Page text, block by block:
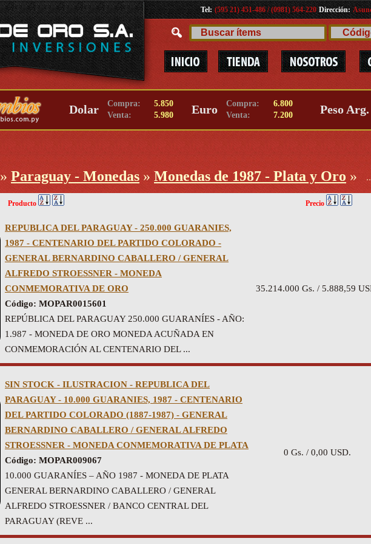
Tel: (595 21) 451-486 / (0981) 564-220 Dirección:
Dolar Compra: 5.850 Euro Compra: 6.800 Peso Arg.
Venta: 5.980 Venta: 7.200
» Paraguay - Monedas » Monedas de 1987 - Plata y Oro »
Producto Precio
REPUBLICA DEL PARAGUAY - 250.000 GUARANIES,
1987 - CENTENARIO DEL PARTIDO COLORADO -
GENERAL BERNARDINO CABALLERO / GENERAL
ALFREDO STROESSNER - MONEDA
CONMEMORATIVA DE ORO
Código: MOPAR0015601
REPÚBLICA DEL PARAGUAY 250.000 GUARANÍES - AÑO:
1.987 - MONEDA DE ORO MONEDA ACUÑADA EN
CONMEMORACIÓN AL CENTENARIO DEL ...
35.214.000 Gs. / 5.888,59
SIN STOCK - ILUSTRACION - REPUBLICA DEL
PARAGUAY - 10.000 GUARANIES, 1987 - CENTENARIO
DEL PARTIDO COLORADO (1887-1987) - GENERAL
BERNARDINO CABALLERO / GENERAL ALFREDO
STROESSNER - MONEDA CONMEMORATIVA DE PLATA
Código: MOPAR009067
10.000 GUARANÍES – AÑO 1987 - MONEDA DE PLATA
GENERAL BERNARDINO CABALLERO / GENERAL
ALFREDO STROESSNER / BANCO CENTRAL DEL
PARAGUAY (REVE ...
0 Gs. / 0,00 USD.